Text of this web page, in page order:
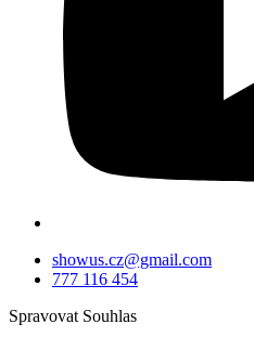
showus.cz@gmail.com
777 116 454
Spravovat Souhlas